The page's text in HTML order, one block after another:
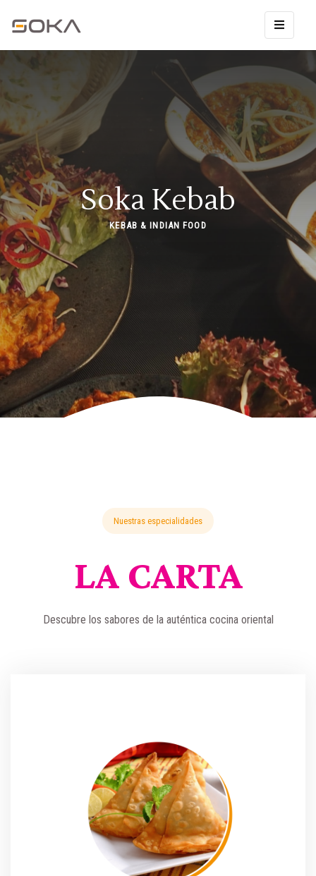
Soka Kebab
KEBAB & INDIAN FOOD
Nuestras especialidades
LA CARTA
Descubre los sabores de la auténtica cocina oriental